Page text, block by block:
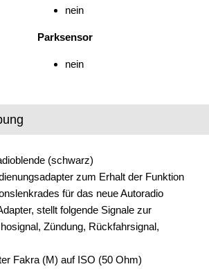
nein
Parksensor
nein
(schwarz)
zum Erhalt der Funktion
für das neue Autoradio
stellt folgende Signale zur
Zündung, Rückfahrsignal,
Fakra (M) auf ISO (50 Ohm)